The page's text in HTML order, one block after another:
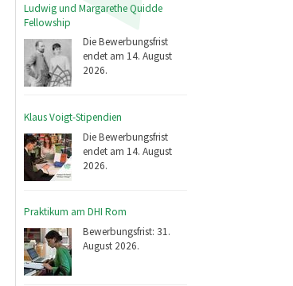
Ludwig und Margarethe Quidde
Fellowship
Die Bewerbungsfrist
endet am 14. August
2026.
Klaus Voigt-Stipendien
Die Bewerbungsfrist
endet am 14. August
2026.
Praktikum am DHI Rom
Bewerbungsfrist: 31.
August 2026.